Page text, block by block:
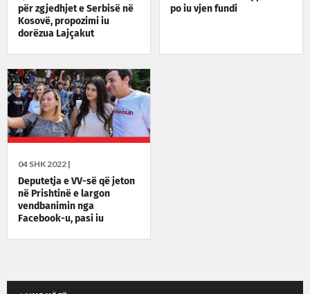
për zgjedhjet e Serbisë në
Kosovë, propozimi iu
dorëzua Lajçakut
po iu vjen fundi
04 SHK 2022 |
Deputetja e VV-së që jeton
në Prishtinë e largon
vendbanimin nga
Facebook-u, pasi iu